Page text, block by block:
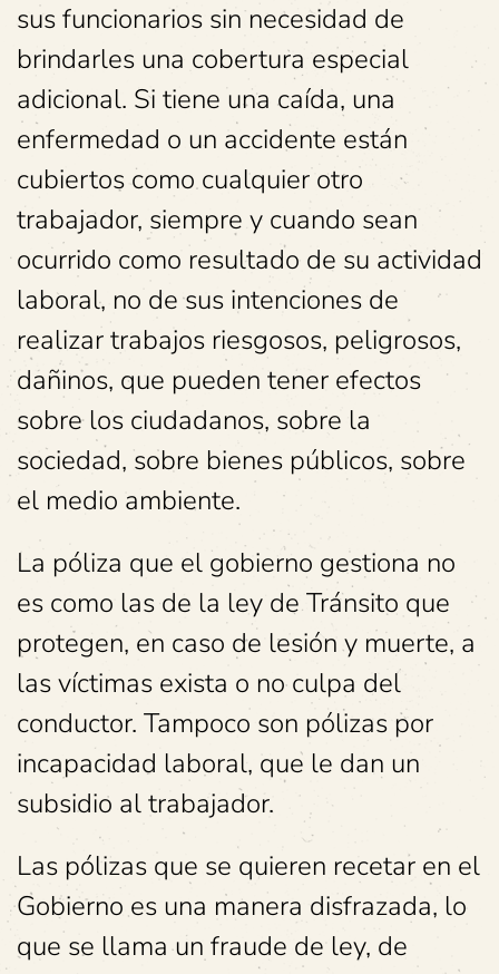
sus funcionarios sin necesidad de
brindarles una cobertura especial
adicional. Si tiene una caída, una
enfermedad o un accidente están
cubiertos como cualquier otro
trabajador, siempre y cuando sean
ocurrido como resultado de su actividad
laboral, no de sus intenciones de
realizar trabajos riesgosos, peligrosos,
dañinos, que pueden tener efectos
sobre los ciudadanos, sobre la
sociedad, sobre bienes públicos, sobre
el medio ambiente.
La póliza que el gobierno gestiona no
es como las de la ley de Tránsito que
protegen, en caso de lesión y muerte, a
las víctimas exista o no culpa del
conductor. Tampoco son pólizas por
incapacidad laboral, que le dan un
subsidio al trabajador.
Las pólizas que se quieren recetar en el
Gobierno es una manera disfrazada, lo
que se llama un fraude de ley, de